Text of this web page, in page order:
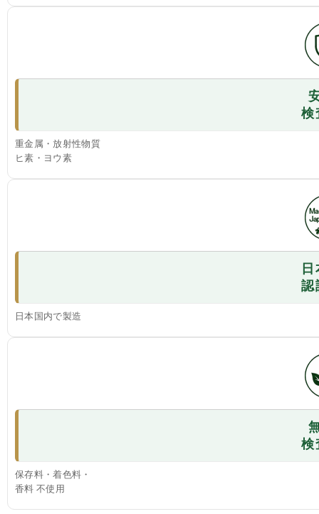
検
重金属・放射性物質
ヒ素・ヨウ素
認
日本国内で製造
検
保存料・着色料・
香料 不使用